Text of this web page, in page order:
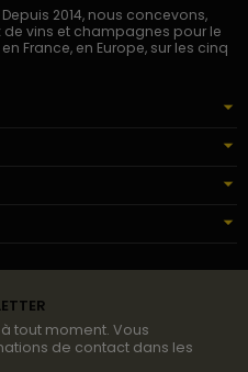
2014, nous concevons,
vins et champagnes pour le
France, en Europe, sur les cinq
tout moment. Vous
de contact dans les